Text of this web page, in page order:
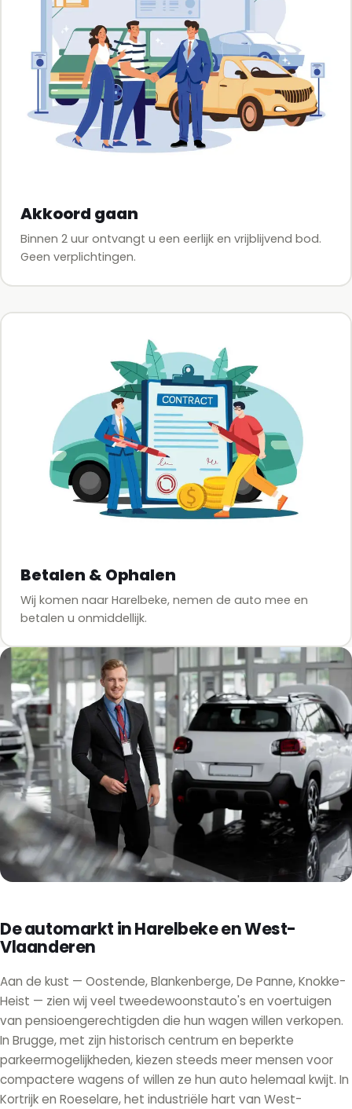
Akkoord gaan
Binnen 2 uur ontvangt u een eerlijk en vrijblijvend bod.
Geen verplichtingen.
Betalen & Ophalen
Wij komen naar Harelbeke, nemen de auto mee en
betalen u onmiddellijk.
De automarkt in Harelbeke en West-
Vlaanderen
Aan de kust — Oostende, Blankenberge, De Panne, Knokke-
Heist — zien wij veel tweedewoonstauto's en voertuigen
van pensioengerechtigden die hun wagen willen verkopen.
In Brugge, met zijn historisch centrum en beperkte
parkeermogelijkheden, kiezen steeds meer mensen voor
compactere wagens of willen ze hun auto helemaal kwijt. In
Kortrijk en Roeselare, het industriële hart van West-